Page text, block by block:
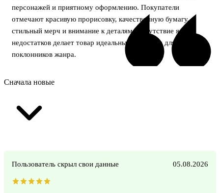
персонажей и приятному оформлению. Покупатели
отмечают красивую прорисовку, качественную бумагу,
стильный мерч и внимание к деталям. Отсутствие явных
недостатков делает товар идеальным выбором для
поклонников жанра.
Сначала новые
Пользователь скрыл свои данные 05.08.2026